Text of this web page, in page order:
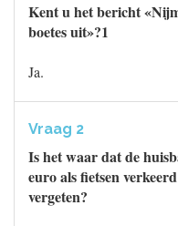
Kent u het bericht
boetes uit»?1
Ja.
Vraag 2
Is het waar dat de
euro als fietsen
vergeten?